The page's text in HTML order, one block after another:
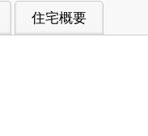
住宅概要